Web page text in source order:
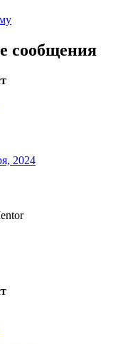
сообщения
2024